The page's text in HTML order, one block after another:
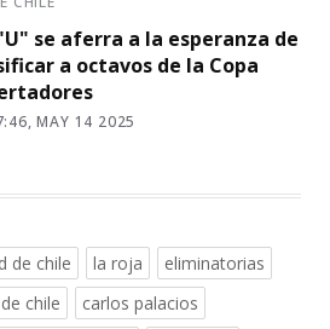
se aferra a la esperanza de
a octavos de la Copa
MAY 14 2025
de chile la roja
eliminatorias
chile
carlos palacios